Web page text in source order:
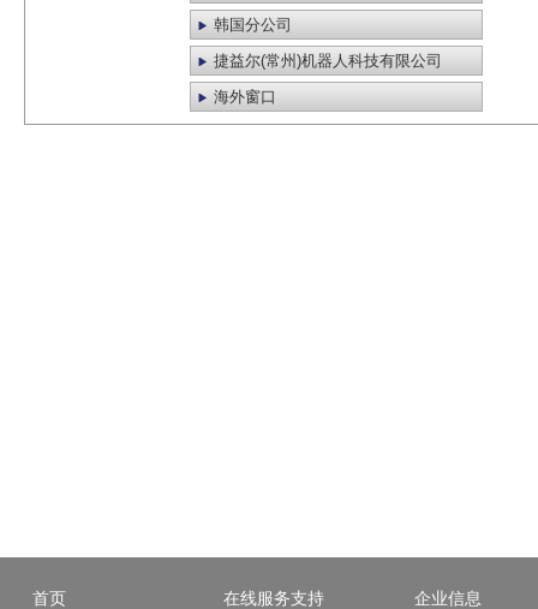
SEMICON JAPAN 2025
感谢各位的光临。
2025年12月01日
新年假期通知
CSEAC 2025
韩国分公司
捷益尔(常州)机器人科技有限公司
海外窗口
首页 在线服务支持 企业信息